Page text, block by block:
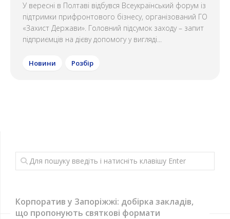
У вересні в Полтаві відбувся Всеукраїнський форум із
підтримки прифронтового бізнесу, організований ГО
«Захист Держави». Головний підсумок заходу – запит
підприємців на дієву допомогу у вигляді...
Новини Розбір
Корпоратив у Запоріжжі: добірка закладів,
що пропонують святкові формати